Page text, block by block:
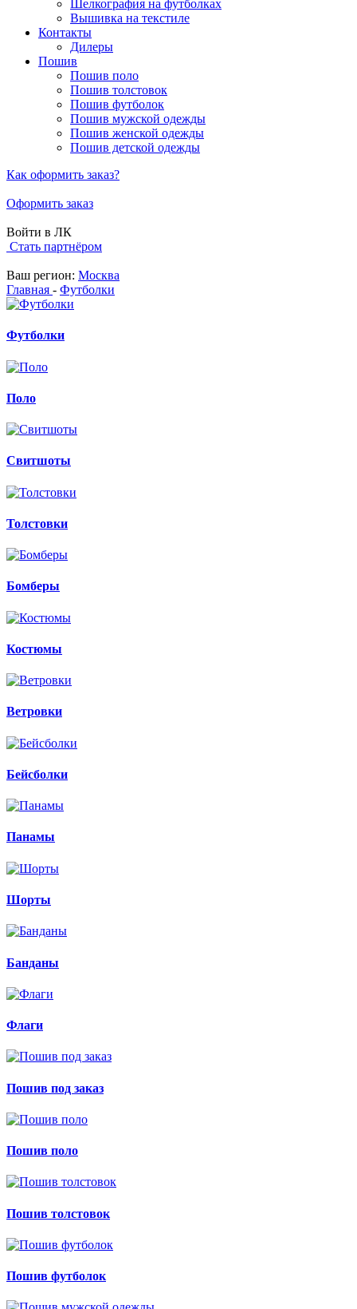
Шелкография на футболках
Вышивка на текстиле
Контакты
Дилеры
Пошив
Пошив поло
Пошив толстовок
Пошив футболок
Пошив мужской одежды
Пошив женской одежды
Пошив детской одежды
Как оформить заказ?
Оформить заказ
Войти в ЛК
Стать партнёром
Ваш регион: Москва
Главная - Футболки
Футболки
Поло
Свитшоты
Толстовки
Бомберы
Костюмы
Ветровки
Бейсболки
Панамы
Шорты
Банданы
Флаги
Пошив под заказ
Пошив поло
Пошив толстовок
Пошив футболок